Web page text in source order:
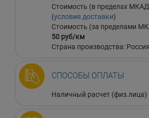
Стоимость (в пределах
(условия доставки)
Стоимость (за пределами
50 руб/км
Страна производства: Россия
СПОСОБЫ ОПЛАТЫ
Наличный расчет (физ.лица)